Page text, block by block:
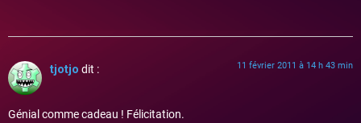
tjotjo dit : 11 février 2011 à 14 h 43 min
Génial comme cadeau ! Félicitation.